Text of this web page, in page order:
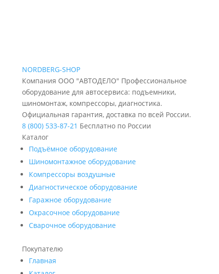
NORDBERG-SHOP
Компания ООО "АВТОДЕЛО" Профессиональное
оборудование для автосервиса: подъемники,
шиномонтаж, компрессоры, диагностика.
Официальная гарантия, доставка по всей России.
8 (800) 533-87-21 Бесплатно по России
Каталог
Подъёмное оборудование
Шиномонтажное оборудование
Компрессоры воздушные
Диагностическое оборудование
Гаражное оборудование
Окрасочное оборудование
Сварочное оборудование
Покупателю
Главная